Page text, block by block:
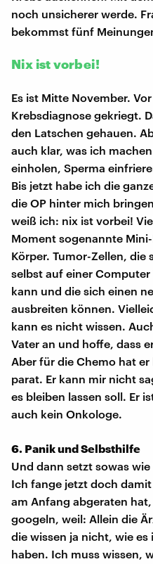
noch unsicherer werde.
bekommst fünf
Nix ist vorbei!
Es ist Mitte November.
Krebsdiagnose gekriegt.
den Latschen gehauen.
auch klar, was ich
einholen, Sperma
Bis jetzt habe ich die
die OP hinter mich
weiß ich: nix ist vorbei!
Moment sogenannte
Körper. Tumor-Zellen, die
selbst auf einer
kann und die sich einen
ausbreiten können.
kann es nicht wissen.
Vater an und hoffe, dass
Aber für die Chemo hat
parat. Er kann mir nicht
es bleiben lassen soll. Er
auch kein Onkologe.
6. Panik und Selbsthilfe
Und dann setzt sowas
Ich fange jetzt doch
am Anfang abgeraten
googeln, weil: Allein die
die wissen ja nicht, wie
haben. Ich muss wissen,